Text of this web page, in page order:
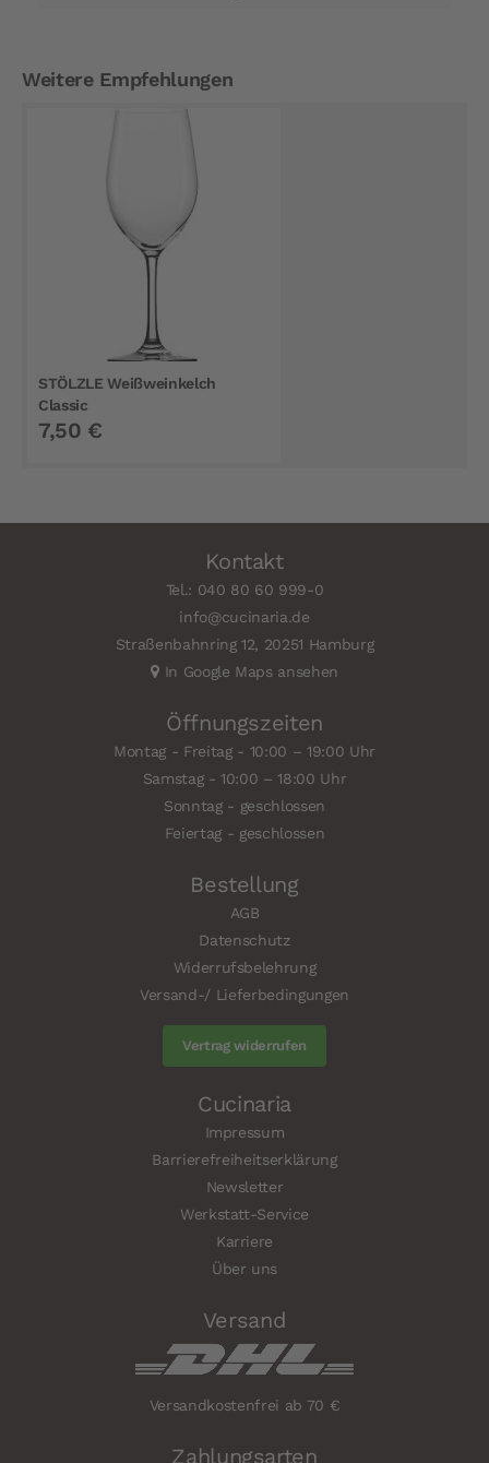
Weitere Empfehlungen
STÖLZLE Weißweinkelch
Classic
7,50 €
Kontakt
Tel.: 040 80 60 999-0
info@cucinaria.de
Straßenbahnring 12, 20251 Hamburg
In Google Maps ansehen
Öffnungszeiten
Montag - Freitag - 10:00 – 19:00 Uhr
Samstag - 10:00 – 18:00 Uhr
Sonntag - geschlossen
Feiertag - geschlossen
Bestellung
AGB
Datenschutz
Widerrufsbelehrung
Versand-/ Lieferbedingungen
Vertrag widerrufen
Cucinaria
Impressum
Barrierefreiheitserklärung
Newsletter
Werkstatt-Service
Karriere
Über uns
Versand
Versandkostenfrei ab 70 €
Zahlungsarten